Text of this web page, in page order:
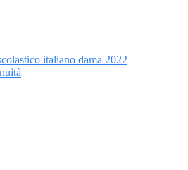
italiano dama 2022